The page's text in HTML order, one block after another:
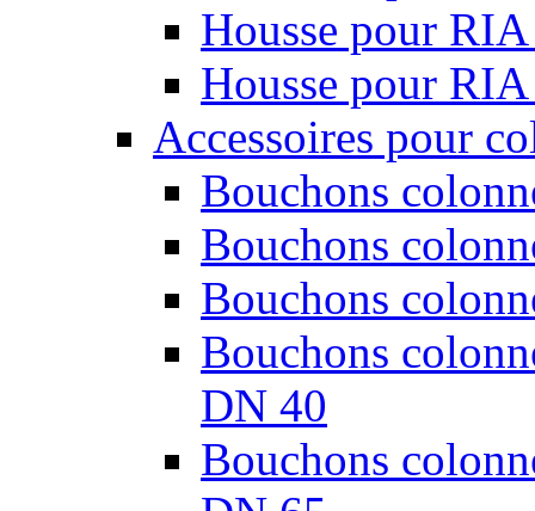
Housse pour
Housse pour
Accessoires pour
Bouchons
Bouchons
Bouchons
Bouchons
DN 40
Bouchons